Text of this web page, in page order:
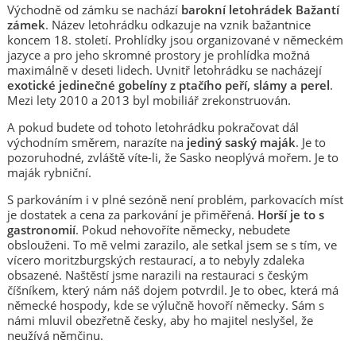
Východně od zámku se nachází barokní letohrádek Bažantí
zámek. Název letohrádku odkazuje na vznik bažantnice
koncem 18. století. Prohlídky jsou organizované v německém
jazyce a pro jeho skromné prostory je prohlídka možná
maximálně v deseti lidech. Uvnitř letohrádku se nacházejí
exotické jedinečné gobelíny z ptačího peří, slámy a perel.
Mezi lety 2010 a 2013 byl mobiliář zrekonstruován.
A pokud budete od tohoto letohrádku pokračovat dál
východním směrem, narazíte na jediný saský maják. Je to
pozoruhodné, zvláště víte-li, že Sasko neoplývá mořem. Je to
maják rybniční.
S parkováním i v plné sezóně není problém, parkovacích míst
je dostatek a cena za parkování je přiměřená. Horší je to s
gastronomií. Pokud nehovoříte německy, nebudete
obslouženi. To mě velmi zarazilo, ale setkal jsem se s tím, ve
vícero moritzburgských restaurací, a to nebyly zdaleka
obsazené. Naštěstí jsme narazili na restauraci s českým
číšníkem, který nám náš dojem potvrdil. Je to obec, která má
německé hospody, kde se výlučně hovoří německy. Sám s
námi mluvil obezřetně česky, aby ho majitel neslyšel, že
neužívá němčinu.